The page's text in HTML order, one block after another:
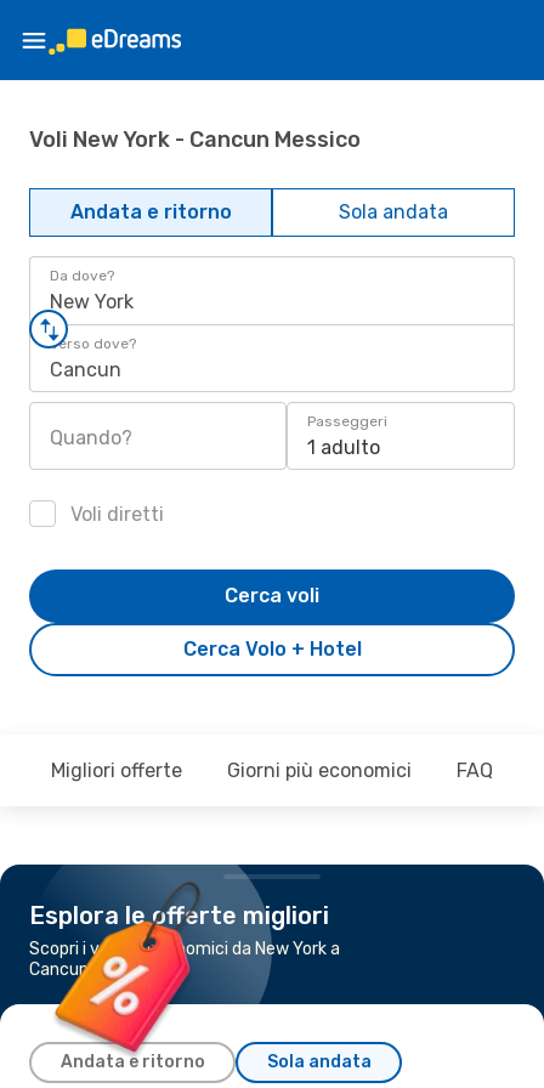
Voli New York - Cancun Messico
Andata e ritorno Sola andata
Da dove?
New York
Verso dove?
Cancun
Quando?
Passeggeri
1 adulto
Voli diretti
Cerca Volo + Hotel
Cerca voli
Migliori offerte Giorni più economici FAQ
Esplora le offerte migliori
Scopri i voli più economici da New York a
Cancun
Andata e ritorno Sola andata